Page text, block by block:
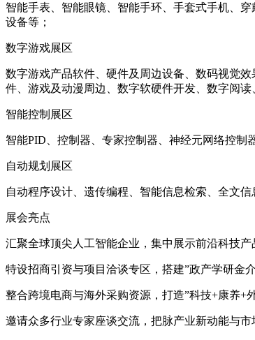
智能手表、智能眼镜、智能手环、手套式手机、
设备等；
数字游戏展区
数字游戏产品软件、硬件及周边设备、数码视觉
件、游戏及动漫周边、数字软硬件开发、数字阅读
智能控制展区
智能PID、控制器、专家控制器、神经元网络控制
自动规划展区
自动程序设计、遗传编程、智能信息检索、全文
展会亮点
汇聚全球顶尖人工智能企业，集中展示前沿科技产
特设招商引资与项目洽谈专区，搭建”政产学研金
整合跨境电商与海外采购资源，打造”科技+康养+
邀请众多行业专家座谈交流，把脉产业新动能与市